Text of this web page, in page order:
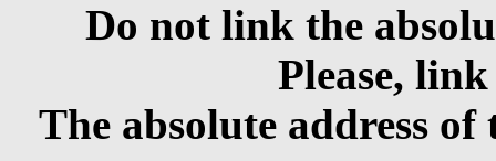
Do not link the
Please,
The absolute address